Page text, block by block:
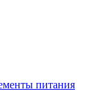
питания